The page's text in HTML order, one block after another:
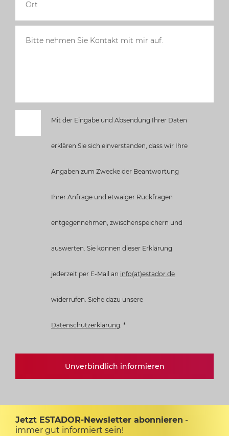
Mit der Eingabe und Absendung Ihrer Daten
erklären Sie sich einverstanden, dass wir Ihre
Angaben zum Zwecke der Beantwortung
Ihrer Anfrage und etwaiger Rückfragen
entgegennehmen, zwischenspeichern und
auswerten. Sie können dieser Erklärung
jederzeit per E-Mail an info(at)estador.de
widerrufen. Siehe dazu unsere
Datenschutzerklärung. *
Unverbindlich informieren
Jetzt ESTADOR-Newsletter abonnieren -
immer gut informiert sein!